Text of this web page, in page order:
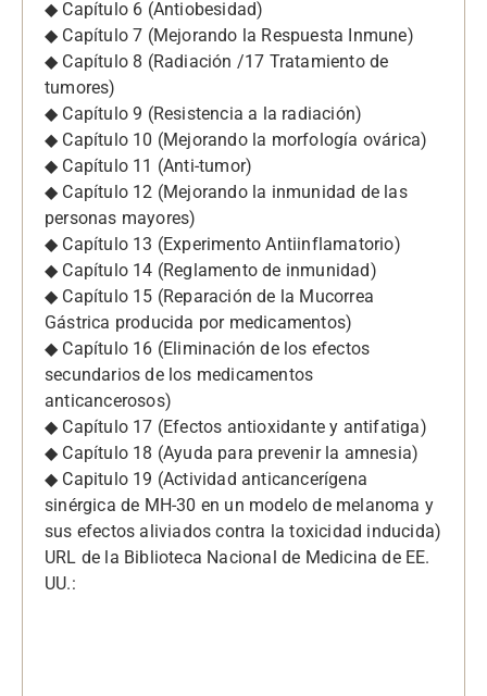
◆ Capítulo 6 (Antiobesidad)
◆ Capítulo 7 (Mejorando la Respuesta Inmune)
◆ Capítulo 8 (Radiación /17 Tratamiento de
tumores)
◆ Capítulo 9 (Resistencia a la radiación)
◆ Capítulo 10 (Mejorando la morfología ovárica)
◆ Capítulo 11 (Anti-tumor)
◆ Capítulo 12 (Mejorando la inmunidad de las
personas mayores)
◆ Capítulo 13 (Experimento Antiinflamatorio)
◆ Capítulo 14 (Reglamento de inmunidad)
◆ Capítulo 15 (Reparación de la Mucorrea
Gástrica producida por medicamentos)
◆ Capítulo 16 (Eliminación de los efectos
secundarios de los medicamentos
anticancerosos)
◆ Capítulo 17 (Efectos antioxidante y antifatiga)
◆ Capítulo 18 (Ayuda para prevenir la amnesia)
◆ Capitulo 19 (Actividad anticancerígena
sinérgica de MH-30 en un modelo de melanoma y
sus efectos aliviados contra la toxicidad inducida)
URL de la Biblioteca Nacional de Medicina de EE.
UU.: